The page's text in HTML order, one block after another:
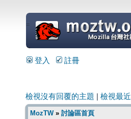
=
登入 註冊
檢視沒有回覆的主題 檢視最
MozTW» 討論區首頁